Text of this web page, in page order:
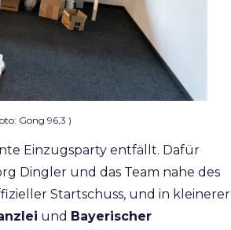
Gong 96,3 )
Einzugsparty entfällt. Dafür
Dingler und das Team nahe des
Startschuss, und in kleinerer
und Bayerischer